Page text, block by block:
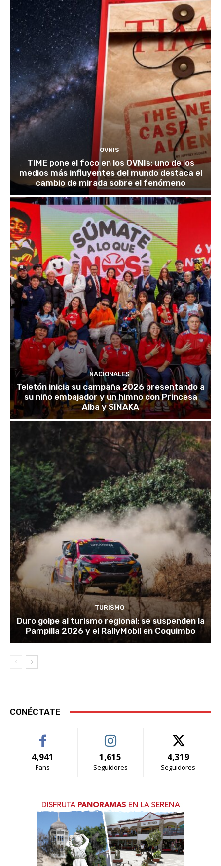
OVNIS
TIME pone el foco en los OVNIs: uno de los
medios más influyentes del mundo destaca el
cambio de mirada sobre el fenómeno
NACIONALES
Teletón inicia su campaña 2026 presentando a
su niño embajador y un himno con Princesa
Alba y SINAKA
TURISMO
Duro golpe al turismo regional: se suspenden la
Pampilla 2026 y el RallyMobil en Coquimbo
CONÉCTATE
4,941
Fans
1,615
Seguidores
4,319
Seguidores